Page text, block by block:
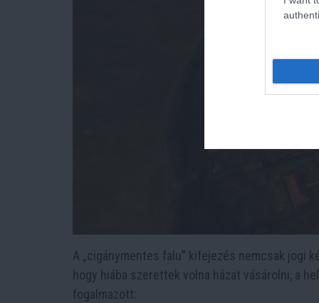
A „cigánymentes falu” kifejezés nemcsak jogi
hogy hiába szerettek volna házat vásárolni, a
fogalmazott: